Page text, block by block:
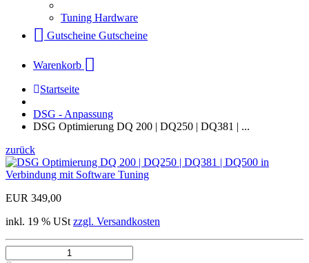
Tuning Hardware
Gutscheine Gutscheine
Warenkorb
Startseite
DSG - Anpassung
DSG Optimierung DQ 200 | DQ250 | DQ381 | ...
zurück
EUR 349,00
inkl. 19 % USt zzgl. Versandkosten